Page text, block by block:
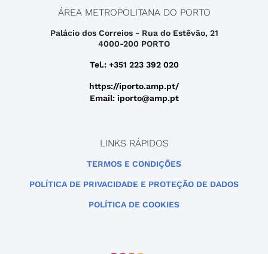
ÁREA METROPOLITANA DO PORTO
Palácio dos Correios - Rua do Estêvão, 21
4000-200 PORTO
Tel.: +351 223 392 020
https://iporto.amp.pt/
Email: iporto@amp.pt
LINKS RÁPIDOS
TERMOS E CONDIÇÕES
POLÍTICA DE PRIVACIDADE E PROTEÇÃO DE DADOS
POLÍTICA DE COOKIES